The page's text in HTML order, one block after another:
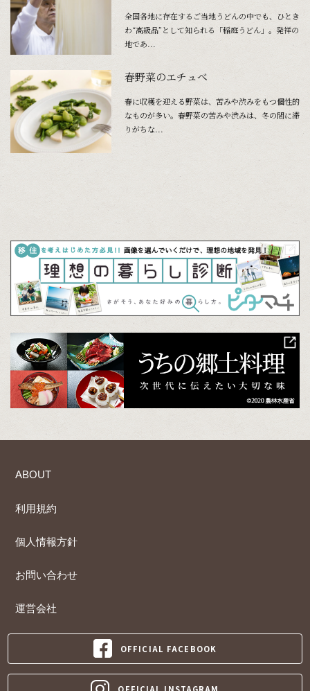
全国各地に存在するご当地うどんの中でも、ひとき
わ“高級品”として知られる「稲庭うどん」。発祥の
地であ...
春野菜のエチュべ
春に収穫を迎える野菜は、苦みや渋みをもつ個性的
なものが多い。春野菜の苦みや渋みは、冬の間に滞
りがちな...
ABOUT
利用規約
個人情報方針
お問い合わせ
運営会社
OFFICIAL FACEBOOK